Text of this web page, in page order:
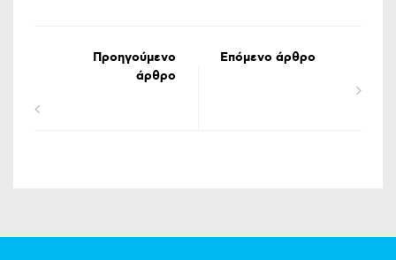
Προηγούμενο
άρθρο
Επόμενο άρθρο